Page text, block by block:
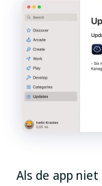
Als de app